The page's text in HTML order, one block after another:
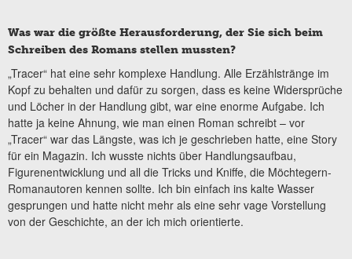
Was war die größte Herausforderung, der Sie sich beim
Schreiben des Romans stellen mussten?
„Tracer“ hat eine sehr komplexe Handlung. Alle Erzählstränge im
Kopf zu behalten und dafür zu sorgen, dass es keine Widersprüche
und Löcher in der Handlung gibt, war eine enorme Aufgabe. Ich
hatte ja keine Ahnung, wie man einen Roman schreibt – vor
„Tracer“ war das Längste, was ich je geschrieben hatte, eine Story
für ein Magazin. Ich wusste nichts über Handlungsaufbau,
Figurenentwicklung und all die Tricks und Kniffe, die Möchtegern-
Romanautoren kennen sollte. Ich bin einfach ins kalte Wasser
gesprungen und hatte nicht mehr als eine sehr vage Vorstellung
von der Geschichte, an der ich mich orientierte.